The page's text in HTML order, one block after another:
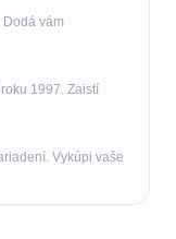
vám
1997. Zaistí
Vykúpi vaše